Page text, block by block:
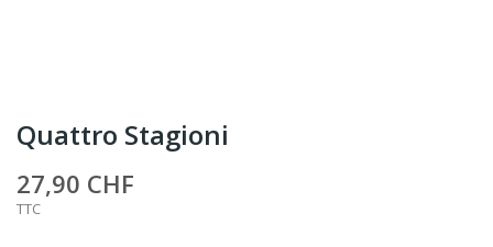
Quattro Stagioni
27,90 CHF
TTC